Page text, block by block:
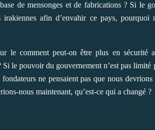
de mensonges et de fabrications ? Si le
irakiennes afin d’envahir ce pays,
le comment peut-on être plus en sécurité
le pouvoir du gouvernement n’est pas limité
ne pensaient pas que nous
nous maintenant, qu’est-ce qui a changé ?